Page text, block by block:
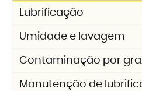
Lubrificação
Umidade e lavagem
Contaminação por
Manutenção de